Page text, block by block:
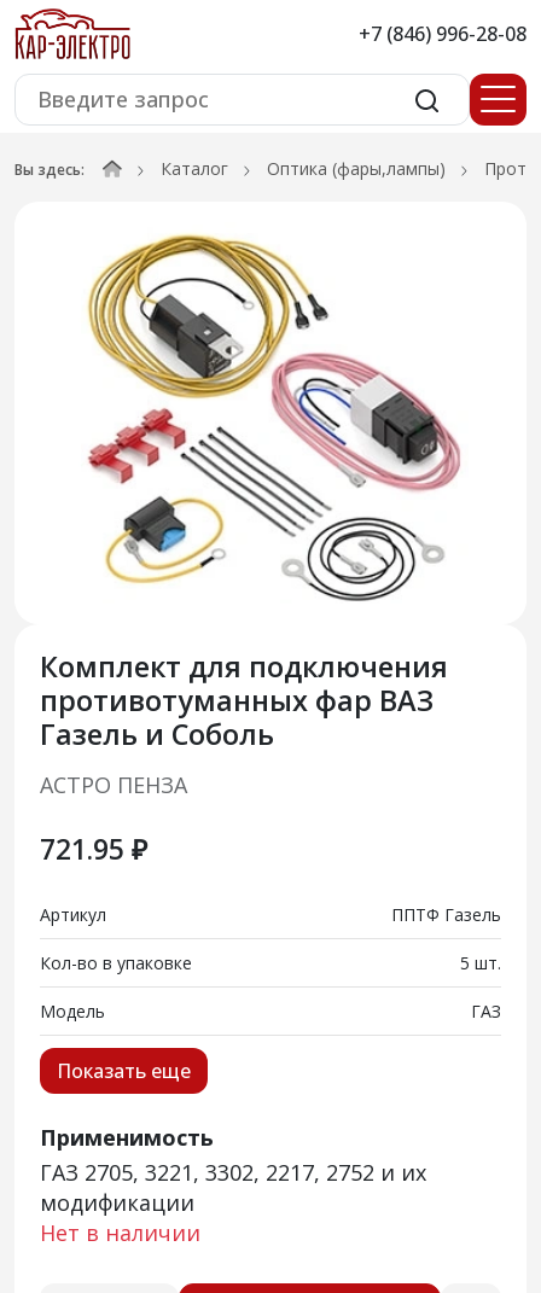
+7 (846) 996-28-08
Вы здесь: Каталог Оптика (фары,лампы)
Комплект для подключения
противотуманных фар ВАЗ
Газель и Соболь
АСТРО ПЕНЗА
721.95 ₽
Артикул ППТФ Газель
Кол-во в упаковке 5 шт.
Модель ГАЗ
Показать еще
Применимость
ГАЗ 2705, 3221, 3302, 2217, 2752 и их
модификации
Нет в наличии